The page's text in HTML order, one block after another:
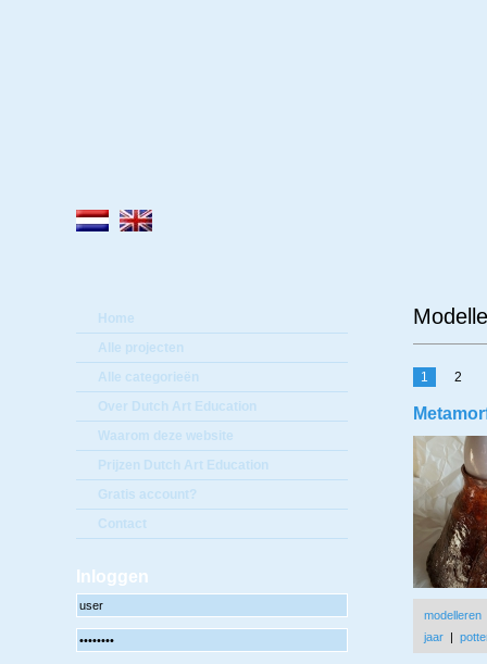
Home
Alle projecten
Alle categorieën
Over Dutch Art Education
Waarom deze website
Prijzen Dutch Art Education
Gratis account?
Contact
Inloggen
1 2
modelleren
jaar |